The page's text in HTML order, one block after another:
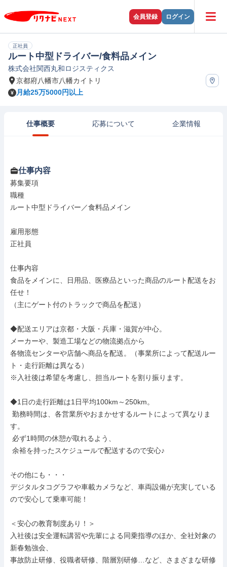
会員登録 ログイン
正社員
ルート中型ドライバー/食料品メイン
株式会社関西丸和ロジスティクス
京都府八幡市八幡カイトリ
月給25万5000円以上
仕事概要 応募について 企業情報
仕事内容
募集要項
職種
ルート中型ドライバー／食料品メイン
雇用形態
正社員
仕事内容
食品をメインに、日用品、医療品といった商品のルート配送をお
任せ！
（主にゲート付のトラックで商品を配送）
◆配送エリアは京都・大阪・兵庫・滋賀が中心。
メーカーや、製造工場などの物流拠点から
各物流センターや店舗へ商品を配送。（事業所によって配送ルー
ト・走行距離は異なる）
※入社後は希望を考慮し、担当ルートを割り振ります。
◆1日の走行距離は1日平均100km～250km。
す。
その他にも・・・
デジタルタコグラフや車載カメラなど、車両設備が充実している
ので安心して乗車可能！
＜安心の教育制度あり！＞
入社後は安全運転講習や先輩による同乗指導のほか、全社対象の
新春勉強会、
事故防止研修、役職者研修、階層別研修…など、さまざまな研修